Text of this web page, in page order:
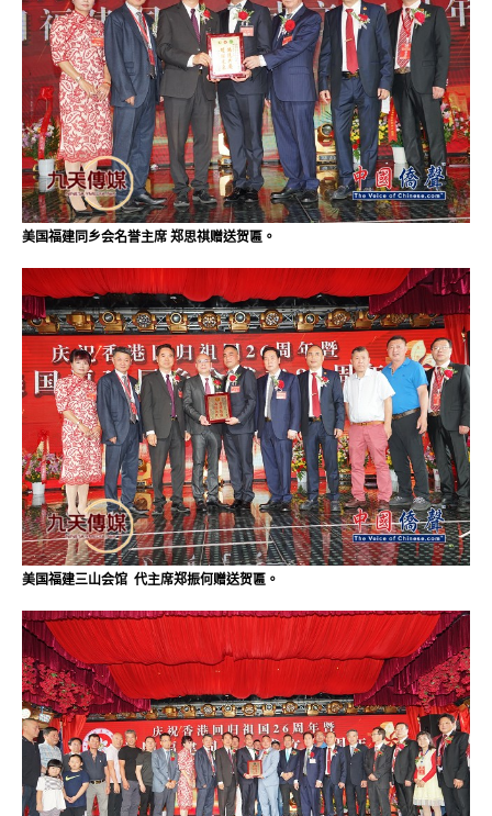
美国福建同乡会名誉主席 郑思祺赠送贺匾。
美国福建三山会馆 代主席郑振何赠送贺匾。